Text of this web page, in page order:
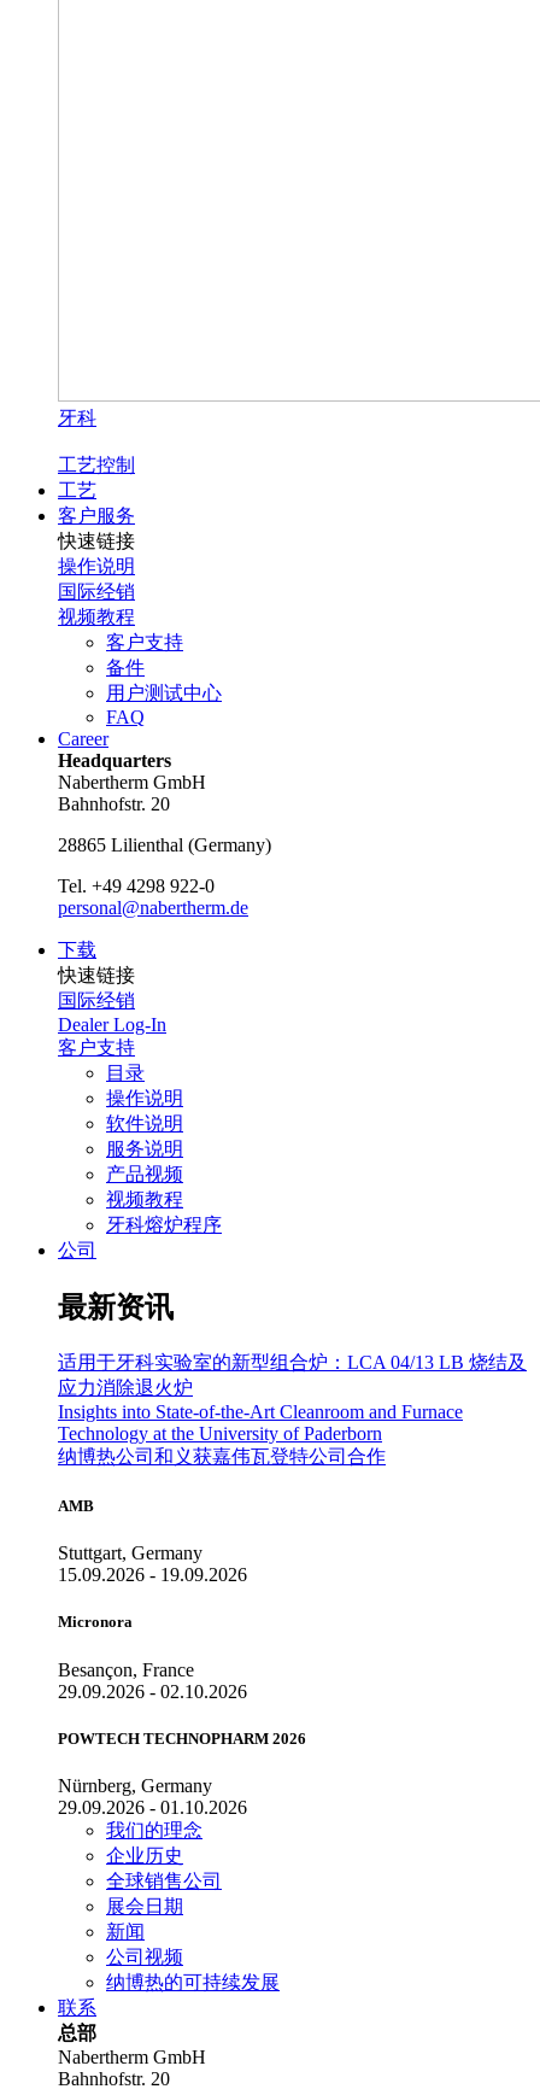
牙科
工艺控制
工艺
客户服务
快速链接
操作说明
国际经销
视频教程
客户支持
备件
用户测试中心
FAQ
Career
Headquarters
Nabertherm GmbH
Bahnhofstr. 20
28865 Lilienthal (Germany)
Tel. +49 4298 922-0
personal@nabertherm.de
下载
快速链接
国际经销
Dealer Log-In
客户支持
目录
操作说明
软件说明
服务说明
产品视频
视频教程
牙科熔炉程序
公司
最新资讯
适用于牙科实验室的新型组合炉：LCA 04/13 LB 烧结及
应力消除退火炉
Insights into State-of-the-Art Cleanroom and Furnace
Technology at the University of Paderborn
纳博热公司和义获嘉伟瓦登特公司合作
AMB
Stuttgart, Germany
15.09.2026 - 19.09.2026
Micronora
Besançon, France
29.09.2026 - 02.10.2026
POWTECH TECHNOPHARM 2026
Nürnberg, Germany
29.09.2026 - 01.10.2026
我们的理念
企业历史
全球销售公司
展会日期
新闻
公司视频
纳博热的可持续发展
联系
总部
Nabertherm GmbH
Bahnhofstr. 20